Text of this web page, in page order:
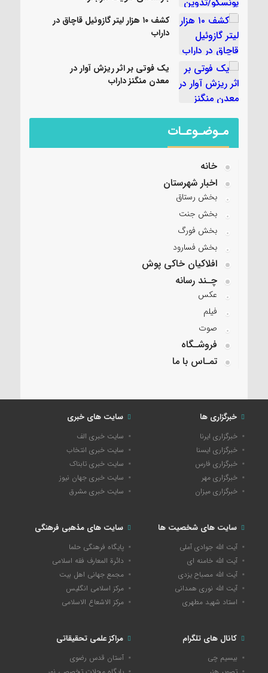
کشف ۱۰ هزار لیتر گازوئیل قاچاق در
داراب
یک فوتی بر اثر ریزش آوار در
معدن منگنز داراب
مـوضـوعـات
خانه
اخبار شهرستان
بخش رستاق
بخش جنت
بخش فورگ
بخش فسارود
افلاکیان خاکی پوش
چـند رسانه
عکس
فیلم
صوت
فروشـگاه
تمـاس با ما
خبرگزاری ها
خبرگزاری ایرنا
خبرگزاری ایسنا
خبرگزاری فارس
خبرگزاری مهر
خبرگزاری میزان
سایت های خبری
سایت خبری الف
سایت خبری انتخاب
سایت خبری تابناک
سایت خبری جهان نیوز
سایت خبری مشرق
سایت های شخصیت ها
آیت الله جوادی آملی
آیت الله خامنه ای
آیت الله مصباح یزدی
آیت الله نوری همدانی
استاد شهید مطهری
سایت های مذهبی فرهنگی
پایگاه فرهنگی حلما
دائرة المعارف فقه اسلامی
مجمع جهانی اهل بیت
مرکز اسلامی انگلیس
مرکز الاشعاع الاسلامی
کانال های تلگرام
بیسیم چی
مراکز علمی تحقیقاتی
آستان قدس رضوی